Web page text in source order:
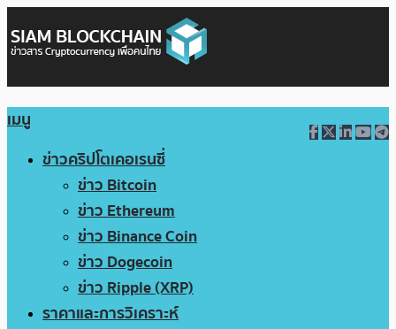
เมนู
ข่าวคริปโตเคอเรนซี่
ข่าว Bitcoin
ข่าว Ethereum
ข่าว Binance Coin
ข่าว Dogecoin
ข่าว Ripple (XRP)
ราคาและการวิเคราะห์